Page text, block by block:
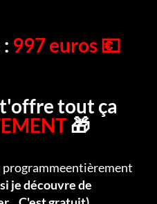
997 euros 💶
t'offre tout ça
🎁
programmeentièrement
je découvre de